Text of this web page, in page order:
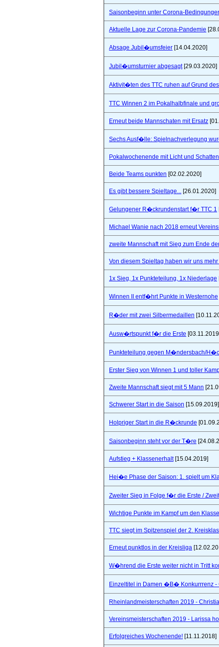
Saisonbeginn unter Corona-
Aktuelle Lage zur Corona-Pandemie
Absage Jubil�umsfeier [14.04.2020]
Jubil�umsturnier abgesagt[29.03.2020]
Aktivit�ten des TTC ruhen auf Grund
TTC Winnen 2 im Pokalhalbfinale und
Erneut beide Mannschaten mit Ersatz
Sechs Ausf�lle: Spielnachverlegung
Pokalwochenende mit Licht und
Beide Teams punkten [02.02.2020]
Es gibt bessere Spieltage... [26.01.2020]
Gelungener R�ckrundenstart f�r TTC 1
Michael Wanie nach 2018 erneut
zweite Mannschaft mit Sieg zum Ende
Von diesem Spieltag haben wir uns mehr
1x Sieg, 1x Punkteteilung, 1x Niederlage
Winnen II entf�hrt Punkte in Westernohe
R�der mit zwei Silbermedaillen
Ausw�rtspunkt f�r die Erste
Punkteteilung gegen M�ndersbach/
Erster Sieg von Winnen 1 und toller
Zweite Mannschaft siegt mit 5 Mann
Schwerer Start in die Saison [15.09.2019]
Holpriger Start in die R�ckrunde
Saisonbeginn steht vor der T�re
Aufstieg + Klassenerhalt[15.04.2019]
Hei�e Phase der Saison: 1. spielt um
Zweiter Sieg in Folge f�r die Erste /
Wichtige Punkte im Kampf um den
TTC siegt im Spitzenspiel der 2.
Erneut punktlos in der Kreisliga
W�hrend die Erste weiter nicht in Tritt
Einzeltitel in Damen �B� Konkurrrenz
Rheinlandmeisterschaften 2019 -
Vereinsmeisterschaften 2019 - Larissa
Erfolgreiches Wochenende! [11.11.2018]